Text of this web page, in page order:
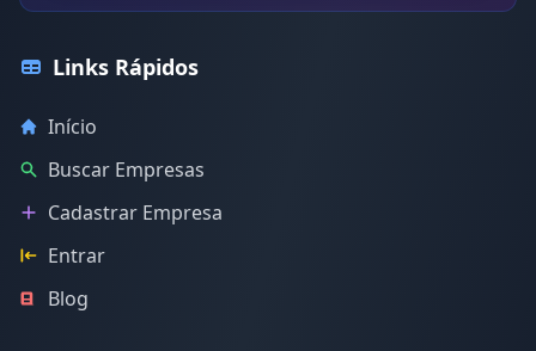
Links Rápidos
Início
Buscar Empresas
Cadastrar Empresa
Entrar
Blog